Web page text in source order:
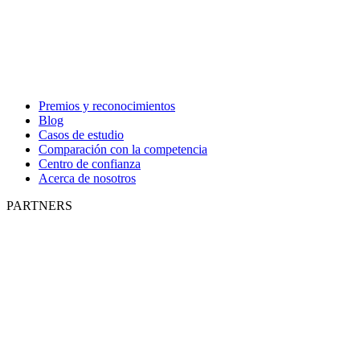
Premios y reconocimientos
Blog
Casos de estudio
Comparación con la competencia
Centro de confianza
Acerca de nosotros
PARTNERS